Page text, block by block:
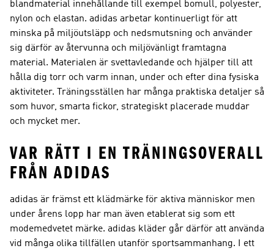
blandmaterial innehållande till exempel bomull, polyester,
nylon och elastan. adidas arbetar kontinuerligt för att
minska på miljöutsläpp och nedsmutsning och använder
sig därför av återvunna och miljövänligt framtagna
material. Materialen är svettavledande och hjälper till att
hålla dig torr och varm innan, under och efter dina fysiska
aktiviteter. Träningsställen har många praktiska detaljer så
som huvor, smarta fickor, strategiskt placerade muddar
och mycket mer.
VAR RÄTT I EN TRÄNINGSOVERALL
FRÅN ADIDAS
adidas är främst ett klädmärke för aktiva människor men
under årens lopp har man även etablerat sig som ett
modemedvetet märke. adidas kläder går därför att använda
vid många olika tillfällen utanför sportsammanhang. I ett